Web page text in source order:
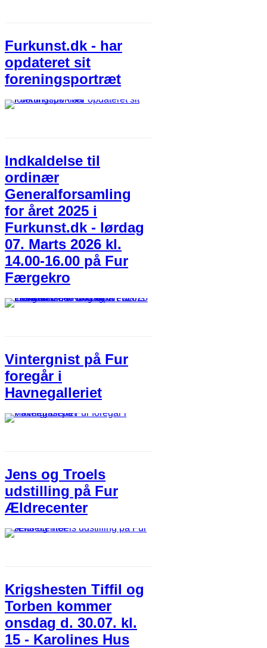
Furkunst.dk - har
opdateret sit
foreningsportræt
Indkaldelse til
ordinær
Generalforsamling
for året 2025 i
Furkunst.dk - lørdag
07. Marts 2026 kl.
14.00-16.00 på Fur
Færgekro
Vintergnist på Fur
foregår i
Havnegalleriet
Jens og Troels
udstilling på Fur
Ældrecenter
Krigshesten Tiffil og
Torben kommer
onsdag d. 30.07. kl.
15 - Karolines Hus